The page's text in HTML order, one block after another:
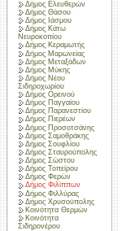
Δήμος Ελευθερών
Δήμος Θάσου
Δήμος Ιάσμου
Δήμος Κάτω
Νευροκοπίου
Δήμος Κεραμωτής
Δήμος Μαρωνείας
Δήμος Μεταξάδων
Δήμος Μύκης
Δήμος Νέου
Σιδηροχωρίου
Δήμος Ορεινού
Δήμος Παγγαίου
Δήμος Παρανεστίου
Δήμος Πιερέων
Δήμος Προσοτσάνης
Δήμος Σαμοθράκης
Δήμος Σουφλίου
Δήμος Σταυρούπολης
Δήμος Σώστου
Δήμος Τοπείρου
Δήμος Φερών
Δήμος Φιλίππων
Δήμος Φιλλύρας
Δήμος Χρυσούπολης
Κοινότητα Θερμών
Κοινότητα
Σιδηρονέρου